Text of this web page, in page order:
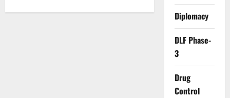
Diplomacy
DLF Phase-
3
Drug
Control